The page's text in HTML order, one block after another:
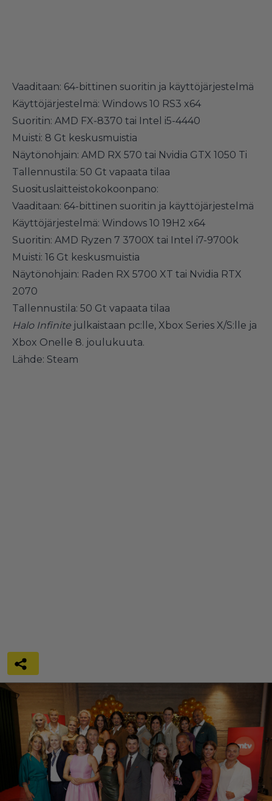
Vaaditaan: 64-bittinen suoritin ja käyttöjärjestelmä
Käyttöjärjestelmä: Windows 10 RS3 x64
Suoritin: AMD FX-8370 tai Intel i5-4440
Muisti: 8 Gt keskusmuistia
Näytönohjain: AMD RX 570 tai Nvidia GTX 1050 Ti
Tallennustila: 50 Gt vapaata tilaa
Suosituslaitteistokokoonpano:
Vaaditaan: 64-bittinen suoritin ja käyttöjärjestelmä
Käyttöjärjestelmä: Windows 10 19H2 x64
Suoritin: AMD Ryzen 7 3700X tai Intel i7-9700k
Muisti: 16 Gt keskusmuistia
Näytönohjain: Raden RX 5700 XT tai Nvidia RTX
2070
Tallennustila: 50 Gt vapaata tilaa
Halo Infinite julkaistaan pc:lle, Xbox Series X/S:lle ja
Xbox Onelle 8. joulukuuta.
Lähde: Steam